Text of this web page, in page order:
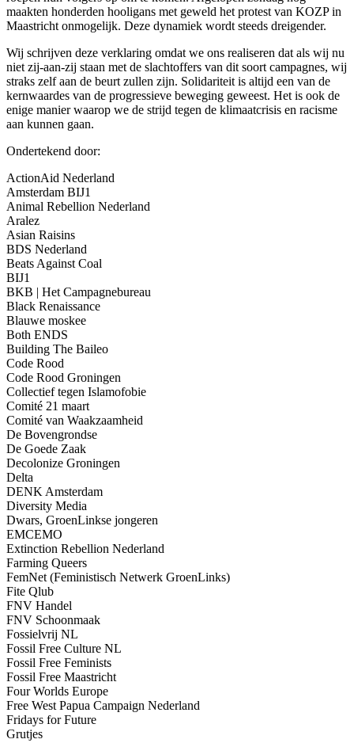
maakten honderden hooligans met geweld het protest van KOZP in
Maastricht onmogelijk. Deze dynamiek wordt steeds dreigender.
Wij schrijven deze verklaring omdat we ons realiseren dat als wij nu
niet zij-aan-zij staan met de slachtoffers van dit soort campagnes, wij
straks zelf aan de beurt zullen zijn. Solidariteit is altijd een van de
kernwaardes van de progressieve beweging geweest. Het is ook de
enige manier waarop we de strijd tegen de klimaatcrisis en racisme
aan kunnen gaan.
Ondertekend door:
ActionAid Nederland
Amsterdam BIJ1
Animal Rebellion Nederland
Aralez
Asian Raisins
BDS Nederland
Beats Against Coal
BIJ1
BKB | Het Campagnebureau
Black Renaissance
Blauwe moskee
Both ENDS
Building The Baileo
Code Rood
Code Rood Groningen
Collectief tegen Islamofobie
Comité 21 maart
Comité van Waakzaamheid
De Bovengrondse
De Goede Zaak
Decolonize Groningen
Delta
DENK Amsterdam
Diversity Media
Dwars, GroenLinkse jongeren
EMCEMO
Extinction Rebellion Nederland
Farming Queers
FemNet (Feministisch Netwerk GroenLinks)
Fite Qlub
FNV Handel
FNV Schoonmaak
Fossielvrij NL
Fossil Free Culture NL
Fossil Free Feminists
Fossil Free Maastricht
Four Worlds Europe
Free West Papua Campaign Nederland
Fridays for Future
Grutjes